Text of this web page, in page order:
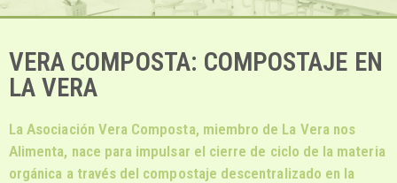
VERA COMPOSTA: COMPOSTAJE EN
LA VERA
La Asociación Vera Composta, miembro de La Vera nos
Alimenta, nace para impulsar el cierre de ciclo de la materia
orgánica a través del compostaje descentralizado en la